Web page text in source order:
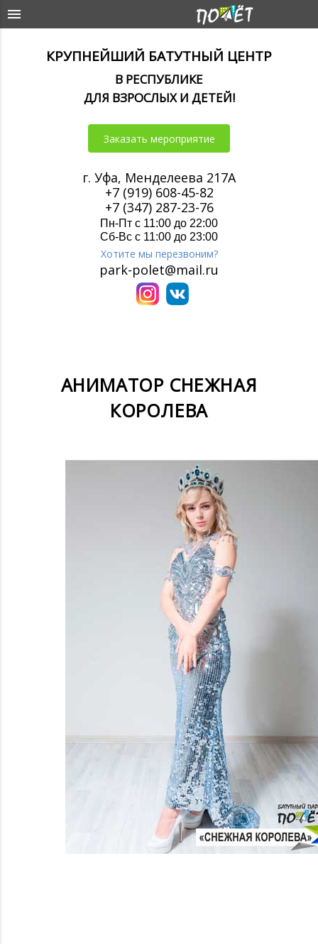
КРУПНЕЙШИЙ БАТУТНЫЙ ЦЕНТР
В РЕСПУБЛИКЕ
ДЛЯ ВЗРОСЛЫХ И ДЕТЕЙ!
Заказать мероприятие
г. Уфа, Менделеева 217А
+7 (919) 608-45-82
+7 (347) 287-23-76
Пн-Пт с 11:00 до 22:00
Сб-Вс с 11:00 до 23:00
Хотите мы перезвоним?
park-polet@mail.ru
АНИМАТОР СНЕЖНАЯ
КОРОЛЕВА